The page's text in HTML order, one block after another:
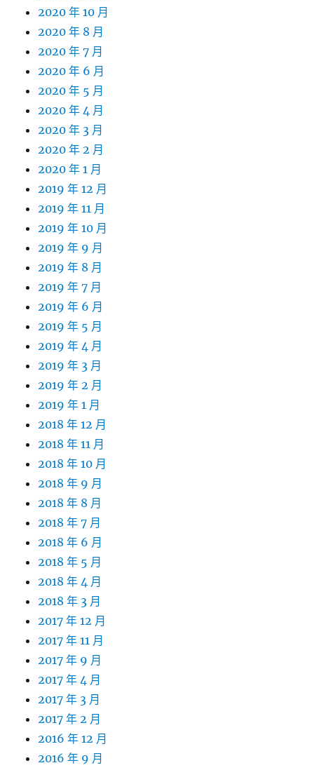
2020 年 10 月
2020 年 8 月
2020 年 7 月
2020 年 6 月
2020 年 5 月
2020 年 4 月
2020 年 3 月
2020 年 2 月
2020 年 1 月
2019 年 12 月
2019 年 11 月
2019 年 10 月
2019 年 9 月
2019 年 8 月
2019 年 7 月
2019 年 6 月
2019 年 5 月
2019 年 4 月
2019 年 3 月
2019 年 2 月
2019 年 1 月
2018 年 12 月
2018 年 11 月
2018 年 10 月
2018 年 9 月
2018 年 8 月
2018 年 7 月
2018 年 6 月
2018 年 5 月
2018 年 4 月
2018 年 3 月
2017 年 12 月
2017 年 11 月
2017 年 9 月
2017 年 4 月
2017 年 3 月
2017 年 2 月
2016 年 12 月
2016 年 9 月